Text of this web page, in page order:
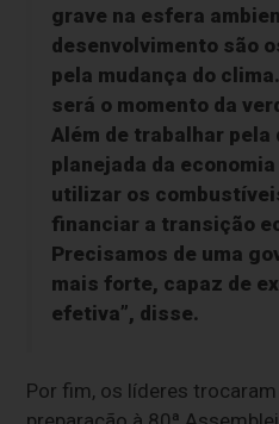
grave na esfera
desenvolvimento são
pela mudança do
será o momento da
Além de trabalhar
planejada da
utilizar os
financiar a transição
Precisamos de uma
mais forte, capaz de
efetiva”, disse.
Por fim, os líderes